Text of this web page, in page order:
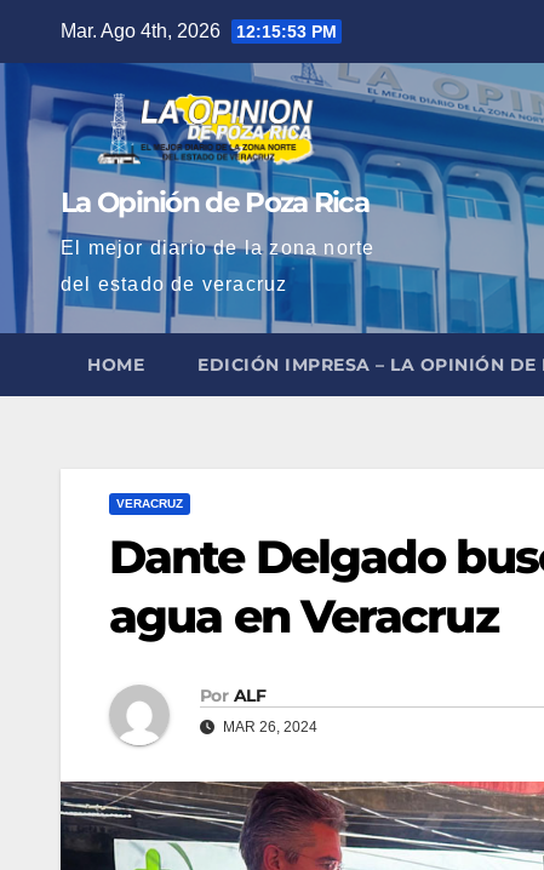
contenido
Mar. Ago 4th, 2026 12:15:55 PM
La Opinión de Poza Rica
El mejor diario de la zona norte
del estado de veracruz
HOME EDICIÓN IMPRESA – LA OPINIÓN DE
VERACRUZ
Dante Delgado
agua en Veracruz
Por ALF
MAR 26, 2024